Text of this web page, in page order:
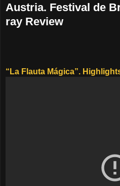
Austria. Festival de
ray Review
“La Flauta Mágica”.